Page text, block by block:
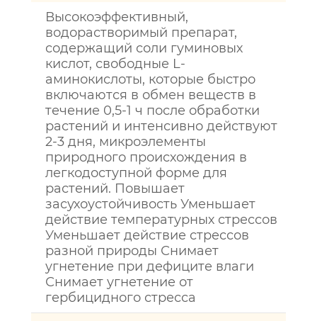
Высокоэффективный,
водорастворимый препарат,
содержащий соли гуминовых
кислот, свободные L-
аминокислоты, которые быстро
включаются в обмен веществ в
течение 0,5-1 ч после обработки
растений и интенсивно действуют
2-3 дня, микроэлементы
природного происхождения в
легкодоступной форме для
растений. Повышает
засухоустойчивость Уменьшает
действие температурных стрессов
Уменьшает действие стрессов
разной природы Снимает
угнетение при дефиците влаги
Снимает угнетение от
гербицидного стресса